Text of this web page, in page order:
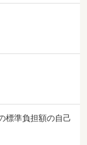
標準負担額の自己